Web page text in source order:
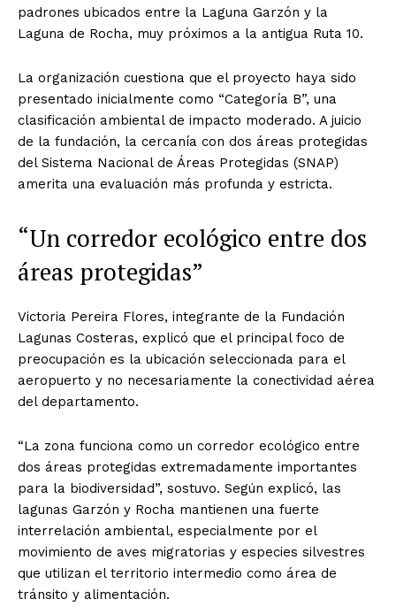
padrones ubicados entre la Laguna Garzón y la
Laguna de Rocha, muy próximos a la antigua Ruta 10.
La organización cuestiona que el proyecto haya sido
presentado inicialmente como “Categoría B”, una
clasificación ambiental de impacto moderado. A juicio
de la fundación, la cercanía con dos áreas protegidas
del Sistema Nacional de Áreas Protegidas (SNAP)
amerita una evaluación más profunda y estricta.
“Un corredor ecológico entre dos
áreas protegidas”
Victoria Pereira Flores, integrante de la Fundación
Lagunas Costeras, explicó que el principal foco de
preocupación es la ubicación seleccionada para el
aeropuerto y no necesariamente la conectividad aérea
del departamento.
“La zona funciona como un corredor ecológico entre
dos áreas protegidas extremadamente importantes
para la biodiversidad”, sostuvo. Según explicó, las
lagunas Garzón y Rocha mantienen una fuerte
interrelación ambiental, especialmente por el
movimiento de aves migratorias y especies silvestres
que utilizan el territorio intermedio como área de
tránsito y alimentación.